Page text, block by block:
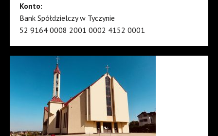
Konto:
Bank Spółdzielczy w Tyczynie
52 9164 0008 2001 0002 4152 0001